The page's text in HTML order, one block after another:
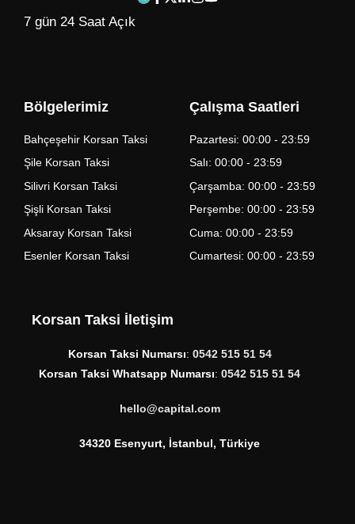
7 gün 24 Saat Açık
Bölgelerimiz
Bahçeşehir Korsan Taksi
Şile Korsan Taksi
Silivri Korsan Taksi
Şişli Korsan Taksi
Aksaray Korsan Taksi
Esenler Korsan Taksi
Çalışma Saatleri
Pazartesi: 00:00 - 23:59
Salı: 00:00 - 23:59
Çarşamba: 00:00 - 23:59
Perşembe: 00:00 - 23:59
Cuma: 00:00 - 23:59
Cumartesi: 00:00 - 23:59
Korsan Taksi İletişim
Korsan Taksi Numarsı: 0542 515 51 54
Korsan Taksi Whatsapp Numarsı: 0542 515 51 54
hello@capital.com
34320 Esenyurt, İstanbul, Türkiye